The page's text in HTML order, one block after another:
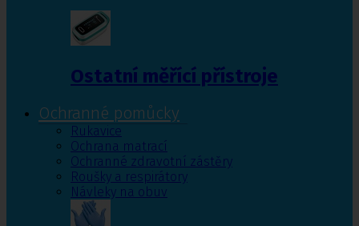
Ostatní měřící přístroje
Ochranné pomůcky
Rukavice
Ochrana matrací
Ochranné zdravotní zástěry
Roušky a respirátory
Návleky na obuv